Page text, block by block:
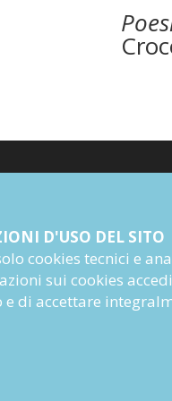
D'USO DEL SITO
cookies tecnici e
sui cookies
di accettare